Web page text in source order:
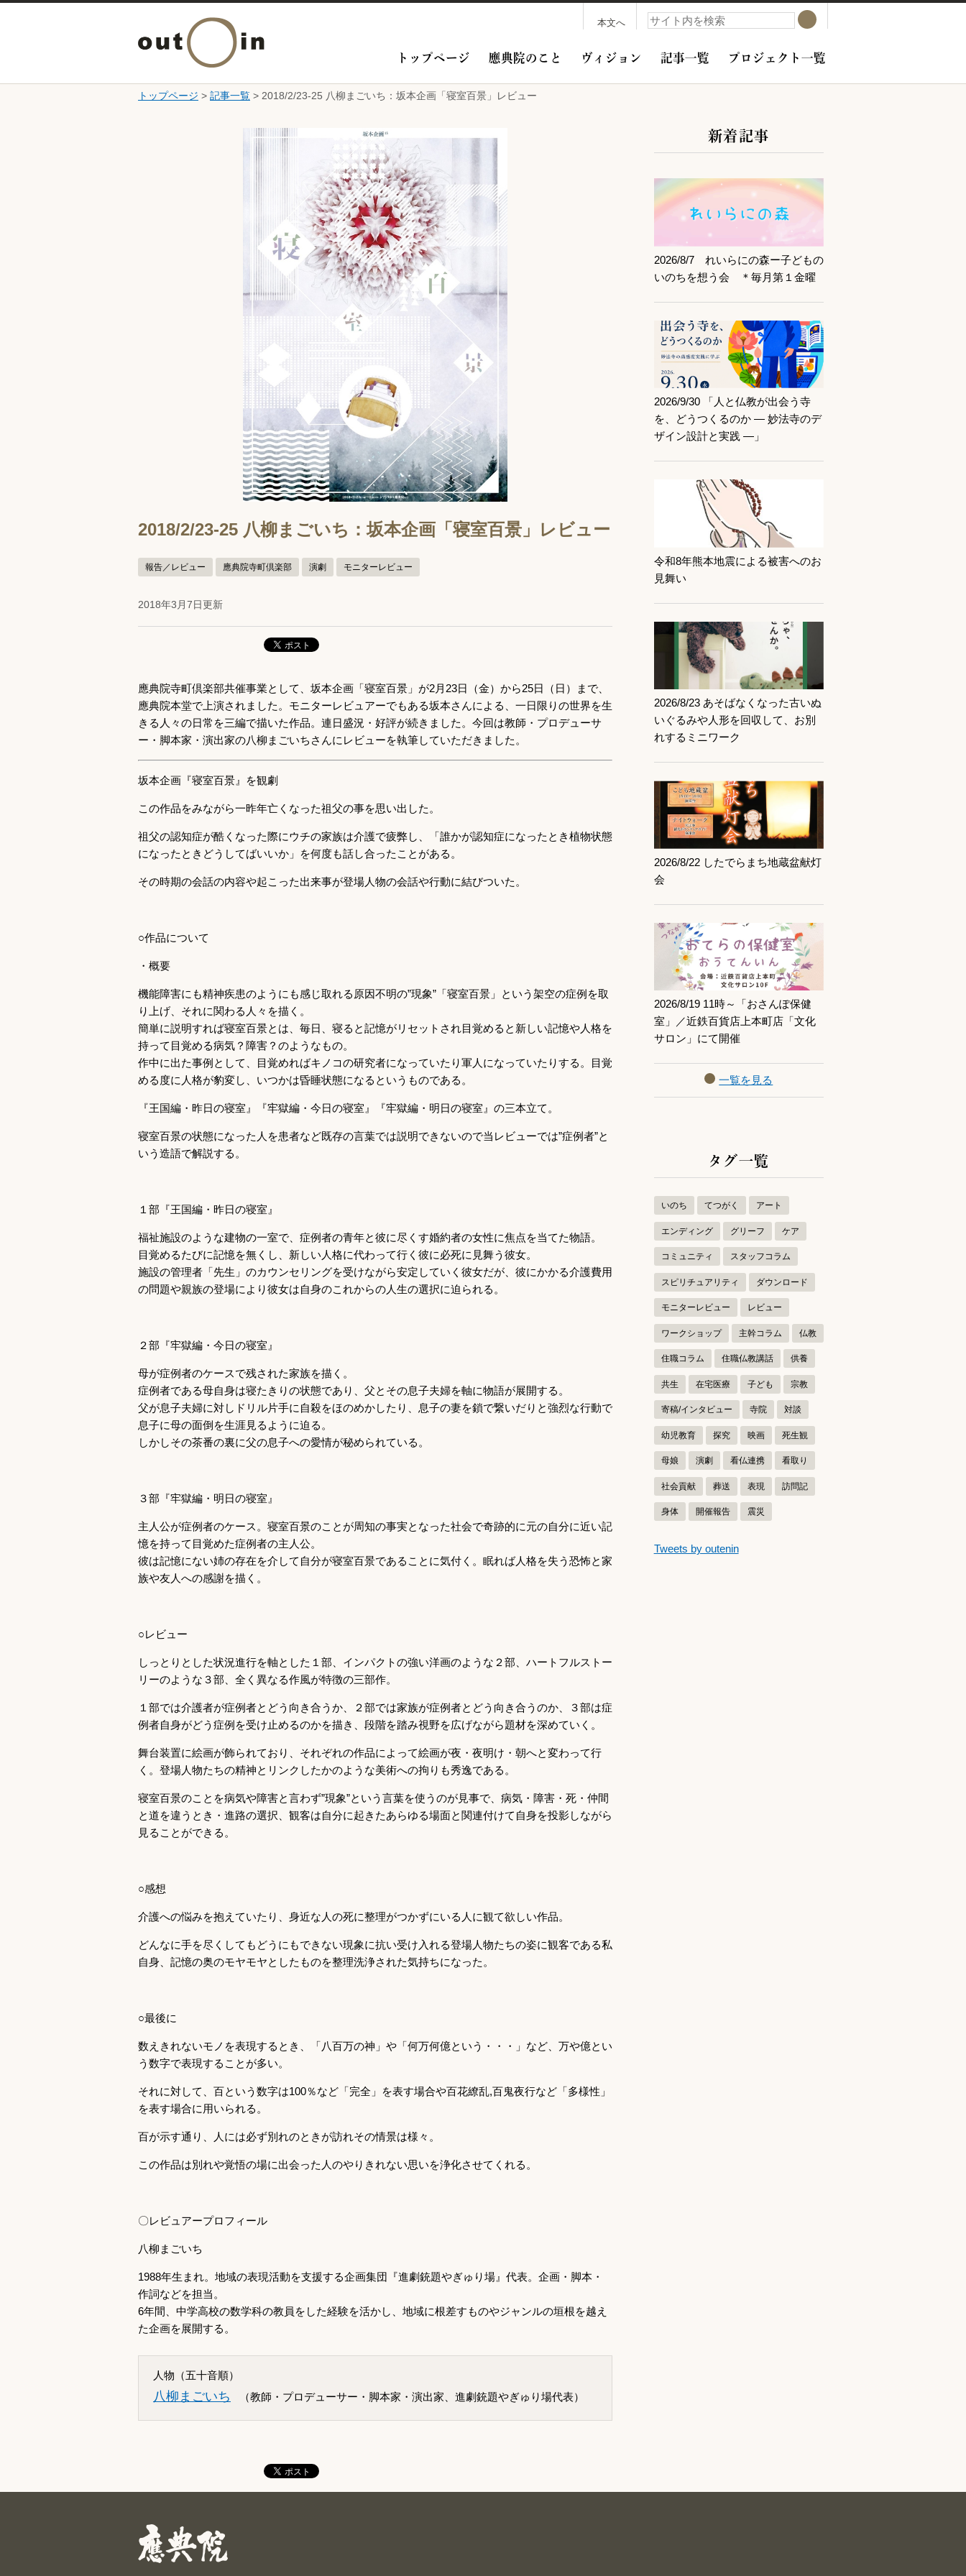
本文へ 検索
検索
トップページ 應典院のこと ヴィジョン 記事一覧 プロジェクト一覧
トップページ > 記事一覧 > 2018/2/23-25 八柳まごいち：坂本企画「寝室百景」レビュー
2018/2/23-25 八柳まごいち：坂本企画「寝室百景」レビュー
報告／レビュー 應典院寺町倶楽部 演劇 モニターレビュー
2018年3月7日更新
應典院寺町倶楽部共催事業として、坂本企画「寝室百景」が2月23日（金）から25日（日）まで、
應典院本堂で上演されました。モニターレビュアーでもある坂本さんによる、一日限りの世界を生
きる人々の日常を三編で描いた作品。連日盛況・好評が続きました。今回は教師・プロデューサ
ー・脚本家・演出家の八柳まごいちさんにレビューを執筆していただきました。
坂本企画『寝室百景』を観劇
この作品をみながら一昨年亡くなった祖父の事を思い出した。
祖父の認知症が酷くなった際にウチの家族は介護で疲弊し、「誰かが認知症になったとき植物状態
になったときどうしてばいいか」を何度も話し合ったことがある。
その時期の会話の内容や起こった出来事が登場人物の会話や行動に結びついた。
○作品について
・概要
機能障害にも精神疾患のようにも感じ取れる原因不明の”現象”「寝室百景」という架空の症例を取
り上げ、それに関わる人々を描く。
簡単に説明すれば寝室百景とは、毎日、寝ると記憶がリセットされ目覚めると新しい記憶や人格を
持って目覚める病気？障害？のようなもの。
作中に出た事例として、目覚めればキノコの研究者になっていたり軍人になっていたりする。目覚
める度に人格が豹変し、いつかは昏睡状態になるというものである。
『王国編・昨日の寝室』『牢獄編・今日の寝室』『牢獄編・明日の寝室』の三本立て。
寝室百景の状態になった人を患者など既存の言葉では説明できないので当レビューでは”症例者”と
いう造語で解説する。
１部『王国編・昨日の寝室』
福祉施設のような建物の一室で、症例者の青年と彼に尽くす婚約者の女性に焦点を当てた物語。
目覚めるたびに記憶を無くし、新しい人格に代わって行く彼に必死に見舞う彼女。
施設の管理者「先生」のカウンセリングを受けながら安定していく彼女だが、彼にかかる介護費用
の問題や親族の登場により彼女は自身のこれからの人生の選択に迫られる。
２部『牢獄編・今日の寝室』
母が症例者のケースで残された家族を描く。
症例者である母自身は寝たきりの状態であり、父とその息子夫婦を軸に物語が展開する。
父が息子夫婦に対しドリル片手に自殺をほのめかしたり、息子の妻を鎖で繋いだりと強烈な行動で
息子に母の面倒を生涯見るように迫る。
しかしその茶番の裏に父の息子への愛情が秘められている。
３部『牢獄編・明日の寝室』
主人公が症例者のケース。寝室百景のことが周知の事実となった社会で奇跡的に元の自分に近い記
憶を持って目覚めた症例者の主人公。
彼は記憶にない姉の存在を介して自分が寝室百景であることに気付く。眠れば人格を失う恐怖と家
族や友人への感謝を描く。
○レビュー
しっとりとした状況進行を軸とした１部、インパクトの強い洋画のような２部、ハートフルストー
リーのような３部、全く異なる作風が特徴の三部作。
１部では介護者が症例者とどう向き合うか、２部では家族が症例者とどう向き合うのか、３部は症
例者自身がどう症例を受け止めるのかを描き、段階を踏み視野を広げながら題材を深めていく。
舞台装置に絵画が飾られており、それぞれの作品によって絵画が夜・夜明け・朝へと変わって行
く。登場人物たちの精神とリンクしたかのような美術への拘りも秀逸である。
寝室百景のことを病気や障害と言わず”現象”という言葉を使うのが見事で、病気・障害・死・仲間
と道を違うとき・進路の選択、観客は自分に起きたあらゆる場面と関連付けて自身を投影しながら
見ることができる。
○感想
介護への悩みを抱えていたり、身近な人の死に整理がつかずにいる人に観て欲しい作品。
どんなに手を尽くしてもどうにもできない現象に抗い受け入れる登場人物たちの姿に観客である私
自身、記憶の奥のモヤモヤとしたものを整理洗浄された気持ちになった。
○最後に
数えきれないモノを表現するとき、「八百万の神」や「何万何億という・・・」など、万や億とい
う数字で表現することが多い。
それに対して、百という数字は100％など「完全」を表す場合や百花繚乱,百鬼夜行など「多様性」
を表す場合に用いられる。
百が示す通り、人には必ず別れのときが訪れその情景は様々。
この作品は別れや覚悟の場に出会った人のやりきれない思いを浄化させてくれる。
〇レビュアープロフィール
八柳まごいち
1988年生まれ。地域の表現活動を支援する企画集団『進劇銃題やぎゅり場』代表。企画・脚本・
作詞などを担当。
6年間、中学高校の数学科の教員をした経験を活かし、地域に根差すものやジャンルの垣根を越え
た企画を展開する。
人物（五十音順）
八柳まごいち （教師・プロデューサー・脚本家・演出家、進劇銃題やぎゅり場代表）
サブコンテンツ
新着記事
2026/8/7 れいらにの森ー子どもの
いのちを想う会 ＊毎月第１金曜
記事を読む
2026/9/30 「人と仏教が出会う寺
を、どうつくるのか ― 妙法寺のデ
ザイン設計と実践 ―」
記事を読む
令和8年熊本地震による被害へのお
見舞い
記事を読む
2026/8/23 あそばなくなった古いぬ
いぐるみや人形を回収して、お別
れするミニワーク
記事を読む
2026/8/22 したでらまち地蔵盆献灯
会
記事を読む
2026/8/19 11時～「おさんぽ保健
室」／近鉄百貨店上本町店「文化
サロン」にて開催
記事を読む
一覧を見る
タグ一覧
いのち てつがく アート
エンディング グリーフ ケア
コミュニティ スタッフコラム
スピリチュアリティ ダウンロード
モニターレビュー レビュー
ワークショップ 主幹コラム 仏教
住職コラム 住職仏教講話 供養
共生 在宅医療 子ども 宗教
寄稿/インタビュー 寺院 対談
幼児教育 探究 映画 死生観
母娘 演劇 看仏連携 看取り
社会貢献 葬送 表現 訪問記
身体 開催報告 震災
つぶやきをスキップする
Tweets by outenin